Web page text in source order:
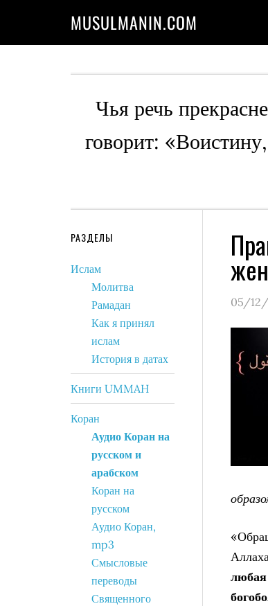
MUSULMANIN.COM
Чья речь
говорит:
05/12/
РАЗДЕЛЫ
Ислам
Молитва
Рамадан
Как я принял
ислам
История в датах
Книги UMMAH
Коран
Аудио Коран на
русском и
арабском
Коран на
русском
Аудио Коран,
mp3
Смысловые
переводы
Священного